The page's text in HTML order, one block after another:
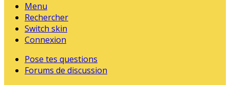
Menu
Rechercher
Switch skin
Connexion
Pose tes questions
Forums de discussion